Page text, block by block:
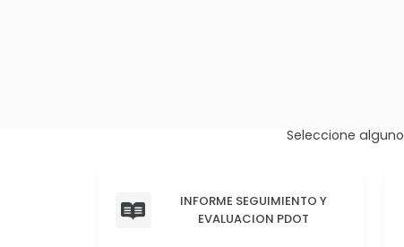
Seleccione
INFORME SEGUIMIENTO Y
EVALUACION PDOT